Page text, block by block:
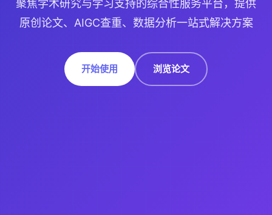
聚焦学术研究与学习支持的综合性服务平台，提供
原创论文、AIGC查重、数据分析一站式解决方案
开始使用 浏览论文